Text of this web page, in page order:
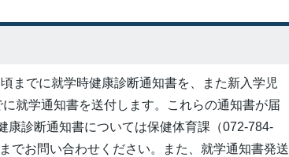
までに就学時健康診断通知書を、また新入学児
就学通知書を送付します。これらの通知書が届
康診断通知書については保健体育課（072-784-
でお問い合わせください。また、就学通知書発送